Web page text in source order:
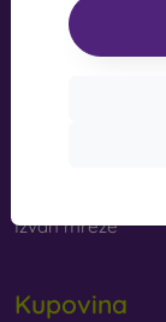
s
dodatak.
markama
se koristi samo
Guma i
Izvan mreže
Kupovina